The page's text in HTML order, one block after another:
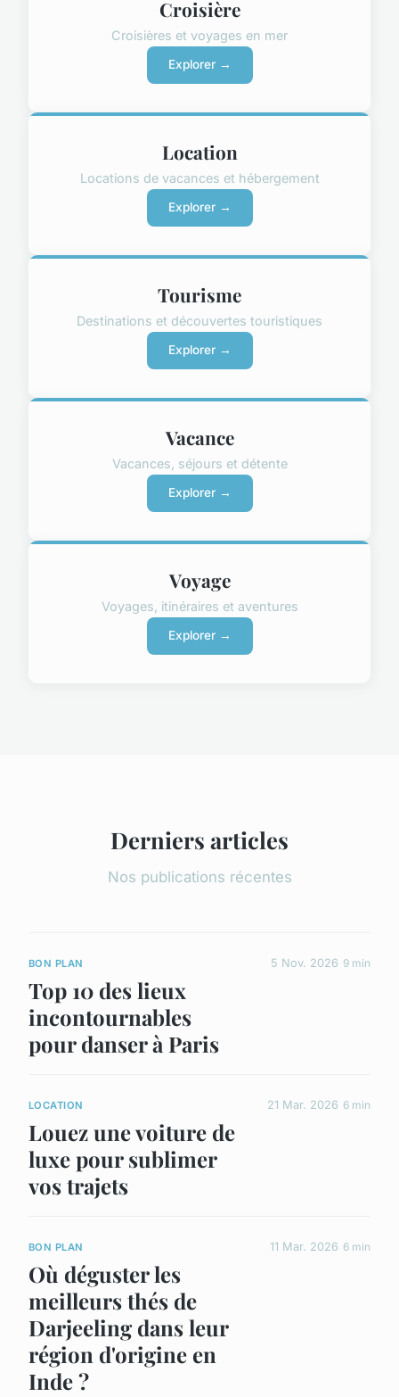
Croisière
Croisières et voyages en mer
Explorer →
Location
Locations de vacances et hébergement
Explorer →
Tourisme
Destinations et découvertes touristiques
Explorer →
Vacance
Vacances, séjours et détente
Explorer →
Voyage
Voyages, itinéraires et aventures
Explorer →
Derniers articles
Nos publications récentes
BON PLAN
Top 10 des lieux
incontournables
pour danser à Paris
5 Nov. 2026 9 min
LOCATION
Louez une voiture de
luxe pour sublimer
vos trajets
21 Mar. 2026 6 min
BON PLAN
Où déguster les
meilleurs thés de
Darjeeling dans leur
région d'origine en
Inde ?
11 Mar. 2026 6 min